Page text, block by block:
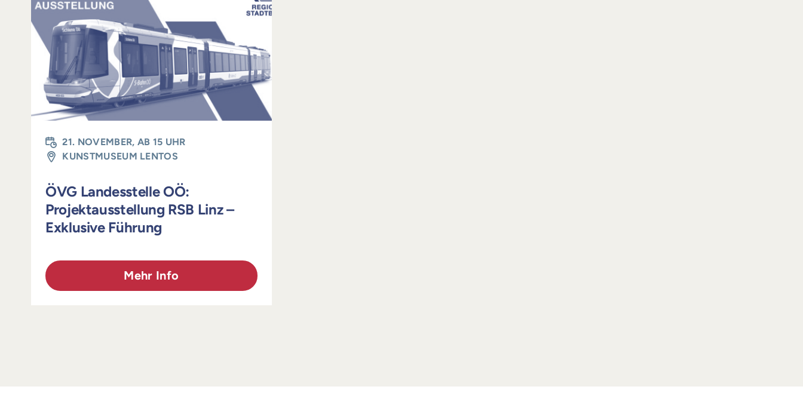
21. NOVEMBER, AB 15 UHR
KUNSTMUSEUM LENTOS
ÖVG Landesstelle OÖ:
Projektausstellung RSB Linz –
Exklusive Führung
Mehr Info